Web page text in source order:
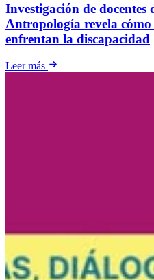
Investigación de docentes
Antropología revela
enfrentan la discapacidad
Leer más